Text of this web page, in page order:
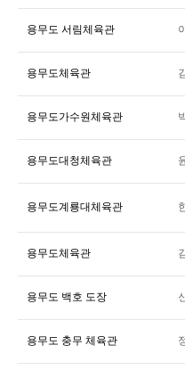
용무도 서림체육관
용무도체육관
용무도가수원체육관
용무도대청체육관
용무도계룡대체육관
용무도체육관
용무도 백호 도장
용무도 충무 체육관